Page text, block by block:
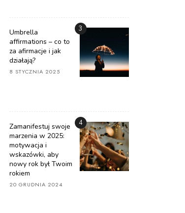
Umbrella
affirmations – co to
za afirmacje i jak
działają?
8 STYCZNIA 2025
3
Zamanifestuj swoje
marzenia w 2025:
motywacja i
wskazówki, aby
nowy rok był Twoim
rokiem
20 GRUDNIA 2024
4